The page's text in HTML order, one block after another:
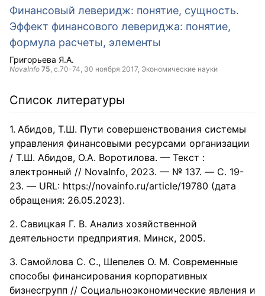
Финансовый леверидж: понятие, сущность.
Эффект финансового левериджа: понятие,
формула расчеты, элементы
Григорьева Я.А.
NovaInfo 75 , с.70-74, 30 ноября 2017 , Экономические науки
Список литературы
Абидов, Т.Ш. Пути совершенствования системы
управления финансовыми ресурсами организации
/ Т.Ш. Абидов, О.А. Воротилова. — Текст :
электронный // NovaInfo, 2023. — № 137. — С. 19-
23. — URL: https://novainfo.ru/article/19780 (дата
обращения: 26.05.2023).
Савицкая Г. В. Анализ хозяйственной
деятельности предприятия. Минск, 2005.
Самойлова С. С., Шепелев О. М. Современные
способы финансирования корпоративных
бизнесгрупп // Социальноэкономические явления и